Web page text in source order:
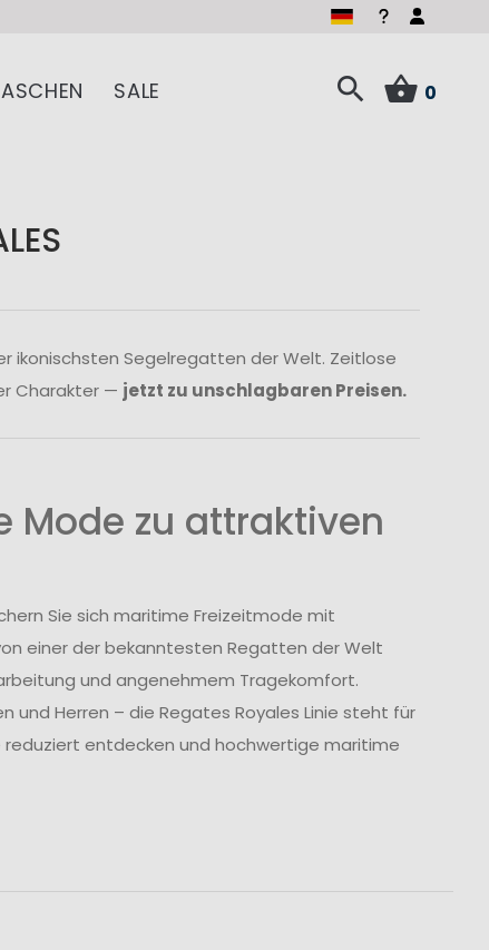
SALE 0
ikonischsten Segelregatten der Welt. Zeitlose
Charakter — jetzt zu unschlagbaren Preisen.
Mode zu attraktiven
Sie sich maritime Freizeitmode mit
einer der bekanntesten Regatten der Welt
und angenehmem Tragekomfort.
und Herren – die Regates Royales Linie steht für
entdecken und hochwertige maritime